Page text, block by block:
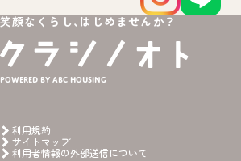
笑顔なくらし、はじめませんか？
Powered by ABC HOUSING
利用規約
サイトマップ
利用者情報の外部送信について